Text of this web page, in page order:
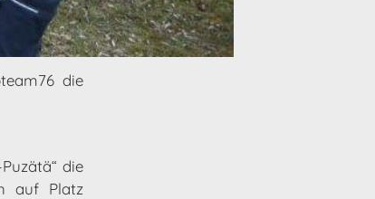
die
die
auf Platz